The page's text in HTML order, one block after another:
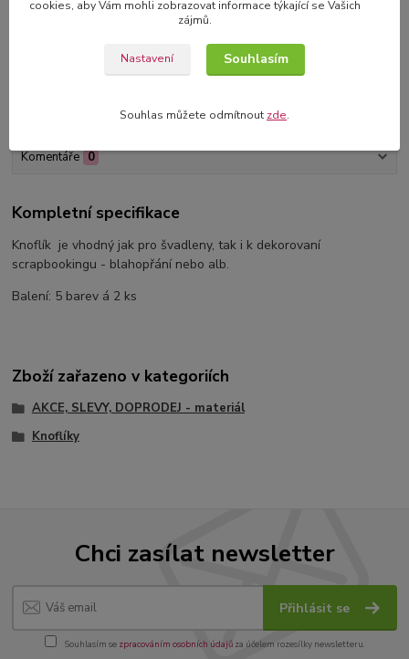
3D blahopřání v dárkové krabičce
originální blahopřání s 3D dekorací
Kompletní specifikace
Komentáře 0
Kompletní specifikace
Knoflík je vhodný jak pro švadleny, tak i k dekorovaní
scrapbookingu - blahopřání nebo alb.
Balení: 5 barev á 2 ks
Zboží zařazeno v kategoriích
AKCE, SLEVY, DOPRODEJ - materiál
Knoflíky
Chci zasílat newsletter
Přihlásit se
Souhlasím se zpracováním osobních údajůza účelem rozesílky newsletteru.
cookies, aby Vám mohli zobrazovat informace týkající se Vašich
zájmů.
Nastavení Souhlasím
Souhlas můžete odmítnout zde.